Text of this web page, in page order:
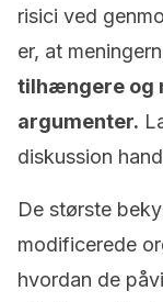
risici ved
er, at
tilhængere og
argumenter.
diskussion
De største
modificerede
hvordan de